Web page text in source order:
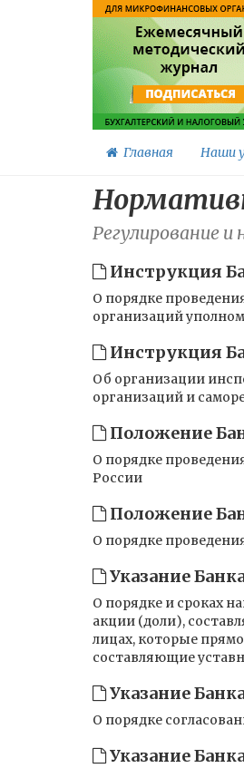
Главная Наши
Регулирование и
Инструкция
О порядке
организаций
Инструкция
Об организации
организаций и
Положение
О порядке
России
Положение
О порядке
Указание
О порядке и сроках
акции (доли),
лицах, которые
составляющие
Указание
О порядке
Указание